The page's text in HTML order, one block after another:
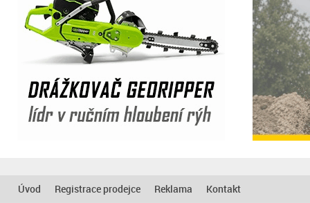
Úvod Registrace prodejce Reklama Kontakt